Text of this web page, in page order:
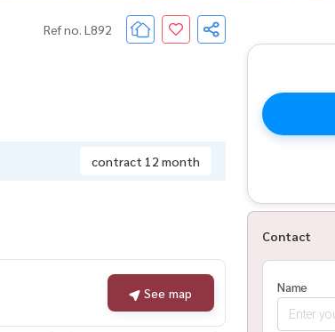
Ref no. L892
contract 12 month
See map
Contact
Name